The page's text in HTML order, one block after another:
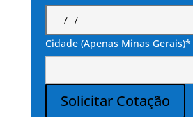
Cidade (Apenas Minas Gerais)*
Solicitar Cotação